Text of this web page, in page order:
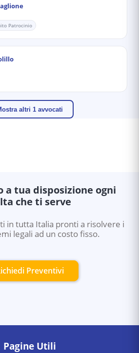
Patrocinio
altri 1 avvocati
a tua disposizione ogni
che ti serve
in tutta Italia pronti a risolvere i
legali ad un costo fisso.
Preventivi
Pagine Utili